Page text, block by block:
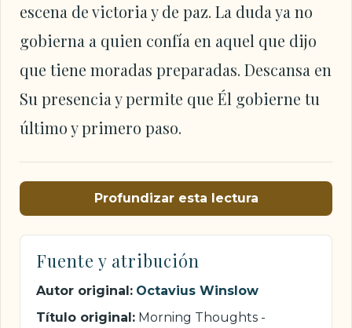
escena de victoria y de paz. La duda ya no
gobierna a quien confía en aquel que dijo
que tiene moradas preparadas. Descansa en
Su presencia y permite que Él gobierne tu
último y primero paso.
Profundizar esta lectura
Fuente y atribución
Autor original: Octavius Winslow
Título original: Morning Thoughts -